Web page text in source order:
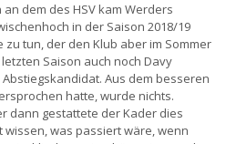
dem des HSV kam Werders
in der Saison 2018/19
tun, der den Klub aber im Sommer
Saison auch noch Davy
Aus dem besseren
hatte, wurde nichts.
dann gestattete der Kader dies
wissen, was passiert wäre, wenn